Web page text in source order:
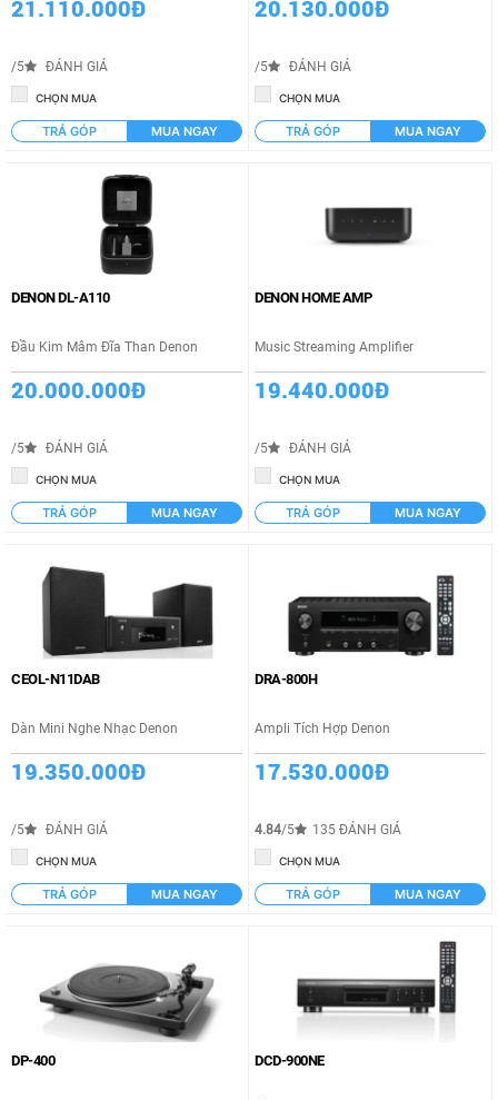
21.110.000Đ
/5 ĐÁNH GIÁ
CHỌN MUA
TRẢ GÓP MUA NGAY
20.130.000Đ
/5 ĐÁNH GIÁ
CHỌN MUA
TRẢ GÓP MUA NGAY
DENON DL-A110
Đầu Kim Mâm Đĩa Than Denon
20.000.000Đ
/5 ĐÁNH GIÁ
CHỌN MUA
TRẢ GÓP MUA NGAY
DENON HOME AMP
Music Streaming Amplifier
19.440.000Đ
/5 ĐÁNH GIÁ
CHỌN MUA
TRẢ GÓP MUA NGAY
CEOL-N11DAB
Dàn Mini Nghe Nhạc Denon
19.350.000Đ
/5 ĐÁNH GIÁ
CHỌN MUA
TRẢ GÓP MUA NGAY
DRA-800H
Ampli Tích Hợp Denon
17.530.000Đ
4.84/5 135 ĐÁNH GIÁ
CHỌN MUA
TRẢ GÓP MUA NGAY
DP-400 DCD-900NE